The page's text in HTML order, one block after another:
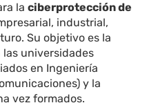
laciberprotección de
industrial,
Su objetivo es la
universidades
en Ingeniería
y la
vez formados.